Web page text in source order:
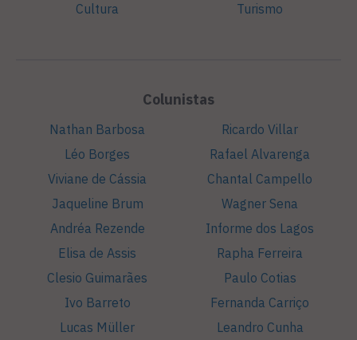
Cultura
Turismo
Colunistas
Nathan Barbosa
Léo Borges
Viviane de Cássia
Jaqueline Brum
Andréa Rezende
Elisa de Assis
Clesio Guimarães
Ivo Barreto
Lucas Müller
Ricardo Villar
Rafael Alvarenga
Chantal Campello
Wagner Sena
Informe dos Lagos
Rapha Ferreira
Paulo Cotias
Fernanda Carriço
Leandro Cunha